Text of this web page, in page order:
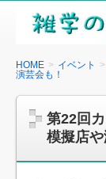
雑
の
箱
HOME イベント
演芸会も！
第22回
模擬店や